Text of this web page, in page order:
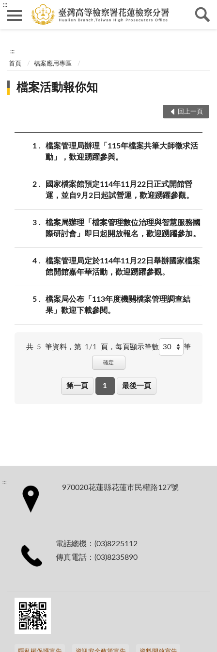
:::
:::
首頁 檔案應用專區
檔案活動報你知
回上一頁
1
檔案管理局辦理「115年檔案共筆大師徵求活
動」，歡迎踴躍參與。
2
國家檔案館預定114年11月22日正式開館營
運，並自9月2日起試營運，歡迎踴躍參觀。
3
檔案局辦理「檔案管理數位治理與智慧服務國
際研討會」即日起開放報名，歡迎踴躍參加。
4
檔案管理局定於114年11月22日舉辦國家檔案
館開館嘉年華活動，歡迎踴躍參觀。
5
檔案局公布「113年度機關檔案管理調查結
果」歡迎下載參閱。
共 5 筆資料，第 1/1 頁， 每頁顯示筆數 筆
確定
第一頁 1 最後一頁
:::
970020花蓮縣花蓮市民權路127號
電話總機：(03)8225112
傳真電話：(03)8235890